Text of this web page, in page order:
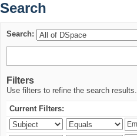
Search
Search:
Filters
Use filters to refine the search results.
Current Filters: